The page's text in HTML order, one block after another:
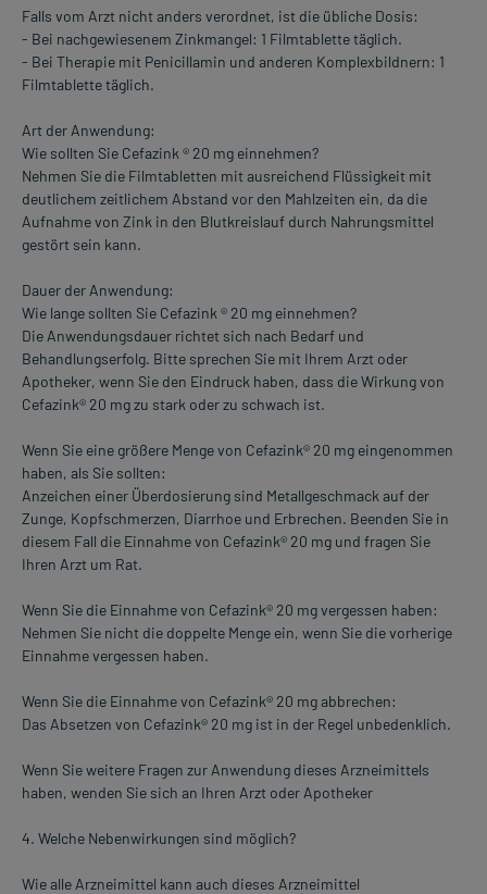
Falls vom Arzt nicht anders verordnet, ist die übliche Dosis:
- Bei nachgewiesenem Zinkmangel: 1 Filmtablette täglich.
- Bei Therapie mit Penicillamin und anderen Komplexbildnern: 1
Filmtablette täglich.
Art der Anwendung:
Wie sollten Sie Cefazink ® 20 mg einnehmen?
Nehmen Sie die Filmtabletten mit ausreichend Flüssigkeit mit
deutlichem zeitlichem Abstand vor den Mahlzeiten ein, da die
Aufnahme von Zink in den Blutkreislauf durch Nahrungsmittel
gestört sein kann.
Dauer der Anwendung:
Wie lange sollten Sie Cefazink ® 20 mg einnehmen?
Die Anwendungsdauer richtet sich nach Bedarf und
Behandlungserfolg. Bitte sprechen Sie mit Ihrem Arzt oder
Apotheker, wenn Sie den Eindruck haben, dass die Wirkung von
Cefazink® 20 mg zu stark oder zu schwach ist.
Wenn Sie eine größere Menge von Cefazink® 20 mg eingenommen
haben, als Sie sollten:
Anzeichen einer Überdosierung sind Metallgeschmack auf der
Zunge, Kopfschmerzen, Diarrhoe und Erbrechen. Beenden Sie in
diesem Fall die Einnahme von Cefazink® 20 mg und fragen Sie
Ihren Arzt um Rat.
Wenn Sie die Einnahme von Cefazink® 20 mg vergessen haben:
Nehmen Sie nicht die doppelte Menge ein, wenn Sie die vorherige
Einnahme vergessen haben.
Wenn Sie die Einnahme von Cefazink® 20 mg abbrechen:
Das Absetzen von Cefazink® 20 mg ist in der Regel unbedenklich.
Wenn Sie weitere Fragen zur Anwendung dieses Arzneimittels
haben, wenden Sie sich an Ihren Arzt oder Apotheker
4. Welche Nebenwirkungen sind möglich?
Wie alle Arzneimittel kann auch dieses Arzneimittel